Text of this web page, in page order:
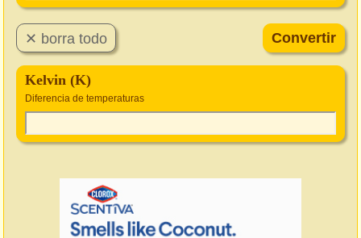
Kelvin (K)
Diferencia de temperaturas